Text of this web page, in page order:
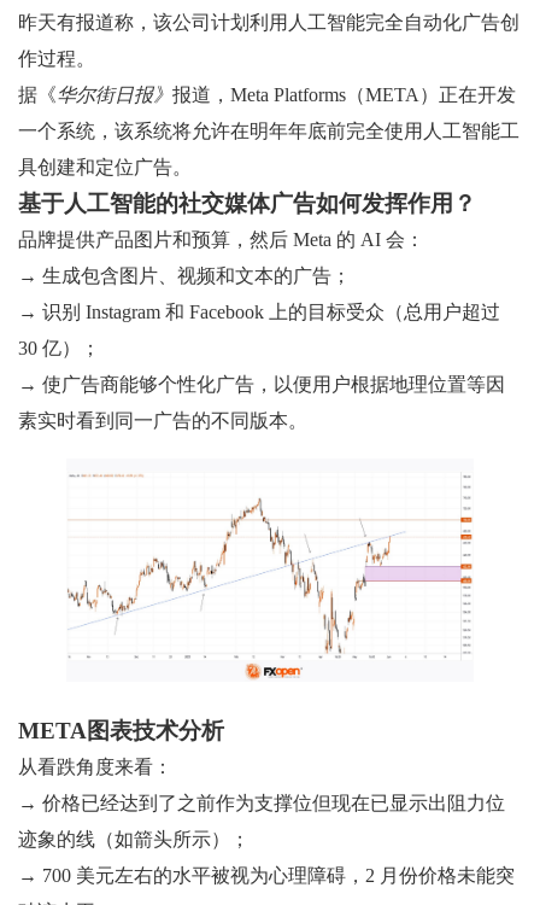
昨天有报道称，该公司计划利用人工智能完全自动化广告创
作过程。
据《华尔街日报》 报道，Meta Platforms（META）正在开发
一个系统，该系统将允许在明年年底前完全使用人工智能工
具创建和定位广告。
基于人工智能的社交媒体广告如何发挥作用？
品牌提供产品图片和预算，然后 Meta 的 AI 会：
→ 生成包含图片、视频和文本的广告；
→ 识别 Instagram 和 Facebook 上的目标受众（总用户超过
30 亿）；
→ 使广告商能够个性化广告，以便用户根据地理位置等因
素实时看到同一广告的不同版本。
META图表技术分析
从看跌角度来看：
→ 价格已经达到了之前作为支撑位但现在已显示出阻力位
迹象的线（如箭头所示）；
→ 700 美元左右的水平被视为心理障碍，2 月份价格未能突